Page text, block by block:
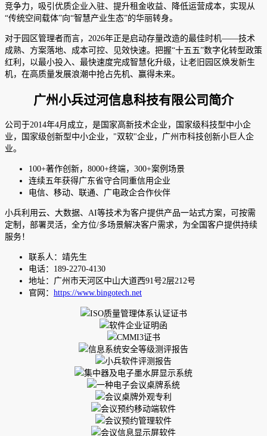
竞争力，吸引优质企业入驻、提升租金收益、降低运营成本，实现从
“传统空间载体”向“智慧产业生态”的华丽转身。
对于园区管理者而言，2026年正是启动存量改造的最佳时机——技术
成熟、方案落地、成本可控、见效快速。把握“十五五”数字化转型政策
红利，以最小投入、最快速度完成智慧化升级，让老旧园区焕发新生
机，在高质量发展浪潮中抢占先机、赢得未来。
广州小兵过河信息科技有限公司简介
公司于2014年4月成立，是国家高新技术企业，国家级科技型中小企
业，国家级创新型中小企业，"双软"企业，广州市科技创新小巨人企
业。
100+著作创新，8000+终端，300+案例场景
连续五年获得广东省守合同重信用企业
电信、移动、联通、广电政企合作伙伴
小兵利用云、大数据、AI等技术为客户提供产品一站式方案，可按需
定制，部署灵活，全方位/多场景解决客户需求，为全国客户提供持续
服务！
联系人：靖先生
电话：189-2270-4130
地址：广州市天河区中山大道西91号2层212号
官网： https://www.bingotech.net